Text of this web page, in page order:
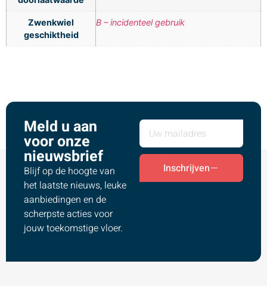
Zwenkwiel
geschiktheid
B – incidenteel gebruik
Meld u aan
voor onze
nieuwsbrief
Blijf op de hoogte van
het laatste nieuws, leuke
aanbiedingen en de
scherpste acties voor
jouw toekomstige vloer.
Inschrijven